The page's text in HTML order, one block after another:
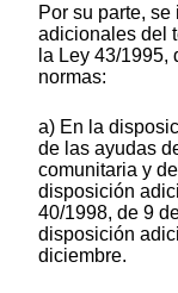
Por su parte,
adicionales del
la Ley 43/
normas:
a) En la
de las ayudas
comunitaria y
disposición
40/1998, de 9
disposición
diciembre.